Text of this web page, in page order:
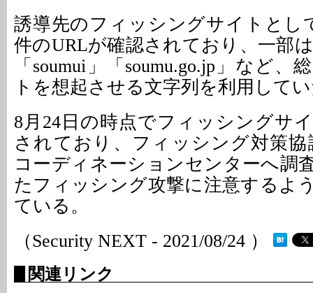
誘導先のフィッシングサイトとし
件のURLが確認されており、一部
「soumui」「soumu.go.jp」など、
トを想起させる文字列を利用して
8月24日の時点でフィッシングサ
されており、フィッシング対策協
コーディネーションセンターへ調
たフィッシング攻撃に注意するよ
ている。
（Security NEXT - 2021/08/24 ）
関連リンク